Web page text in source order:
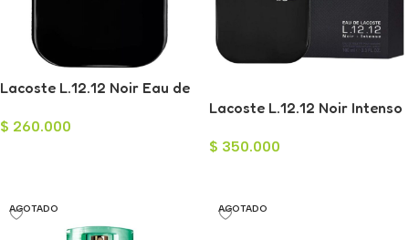
Lacoste L.12.12 Noir Eau de
$ 260.000
Lacoste L.12.12 Noir Intenso
$ 350.000
AGOTADO AGOTADO